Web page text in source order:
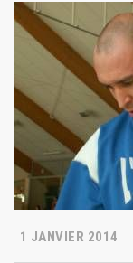
1 JANVIER 2014